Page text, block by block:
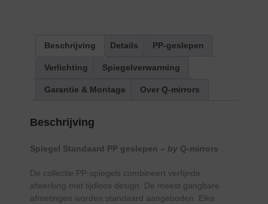
Beschrijving Details PP-geslepen
Verlichting Spiegelverwarming
Garantie & Montage Over Q-mirrors
Beschrijving
Spiegel Standaard PP geslepen – by Q-mirrors
De collectie PP-spiegels combineert verfijnde
afwerking met tijdloos design. De meest gangbare
afmetingen worden standaard aangeboden. Elke